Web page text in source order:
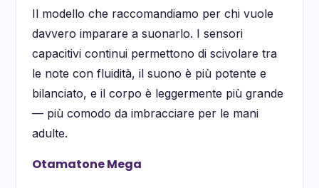
Il modello che raccomandiamo per chi vuole
davvero imparare a suonarlo. I sensori
capacitivi continui permettono di scivolare tra
le note con fluidità, il suono è più potente e
bilanciato, e il corpo è leggermente più grande
— più comodo da imbracciare per le mani
adulte.
Otamatone Mega